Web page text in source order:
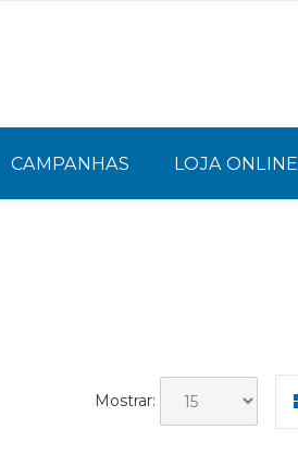
CAMPANHAS LOJA ONLINE
Mostrar: